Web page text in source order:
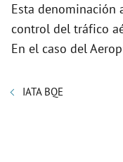
Esta denominación
control del tráfico
En el caso del
IATA BQE